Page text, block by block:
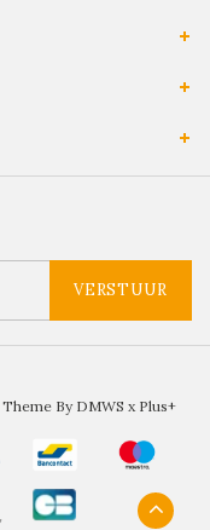
VERSTUUR
By DMWS x Plus+